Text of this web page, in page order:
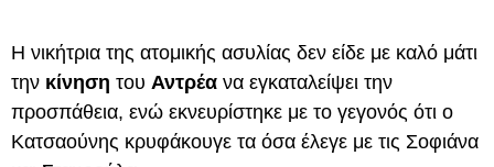
Η νικήτρια της ατομικής ασυλίας δεν είδε με καλό μάτι
την κίνηση του Αντρέα να εγκαταλείψει την
προσπάθεια, ενώ εκνευρίστηκε με το γεγονός ότι ο
Κατσαούνης κρυφάκουγε τα όσα έλεγε με τις Σοφιάνα